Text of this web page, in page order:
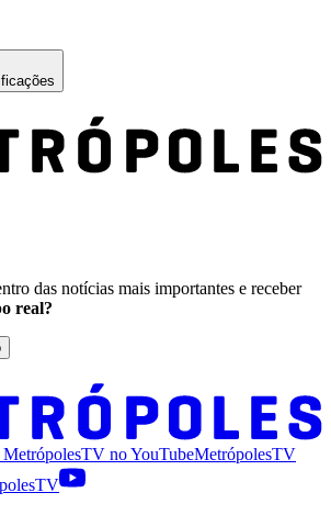
das notícias mais importantes e receber
real?
MetrópolesTV noYouTubeMetrópolesTV